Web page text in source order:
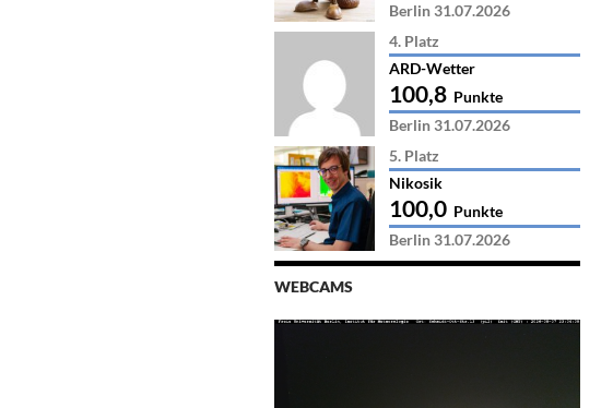
Berlin 31.07.2026
4. Platz
ARD-Wetter
100,8 Punkte
Berlin 31.07.2026
5. Platz
Nikosik
100,0 Punkte
Berlin 31.07.2026
WEBCAMS